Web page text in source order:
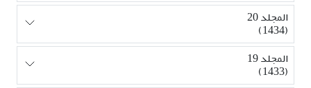
المجلد 20
(1434)
المجلد 19
(1433)